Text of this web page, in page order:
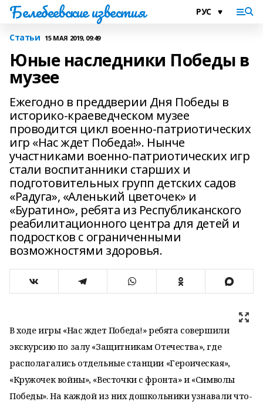
Белебеевские известия
Статьи 15 МАЯ 2019, 09:49
Юные наследники Победы в
музее
Ежегодно в преддверии Дня Победы в
историко-краеведческом музее
проводится цикл военно-патриотических
игр «Нас ждет Победа!». Нынче
участниками военно-патриотических игр
стали воспитанники старших и
подготовительных групп детских садов
«Радуга», «Аленький цветочек» и
«Буратино», ребята из Республиканского
реабилитационного центра для детей и
подростков с ограниченными
возможностями здоровья.
В ходе игры «Нас ждет Победа!» ребята совершили
экскурсию по залу «Защитникам Отечества», где
располагались отдельные станции «Героическая»,
«Кружочек войны», «Весточки с фронта» и «Символы
Победы». На каждой из них дошкольники узнавали что-